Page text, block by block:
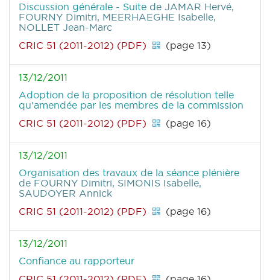
Discussion générale - Suite de JAMAR Hervé,
FOURNY Dimitri, MEERHAEGHE Isabelle,
NOLLET Jean-Marc
CRIC 51 (2011-2012) (PDF)
(page 13)
13/12/2011
Adoption de la proposition de résolution telle
qu'amendée par les membres de la commission
CRIC 51 (2011-2012) (PDF)
(page 16)
13/12/2011
Organisation des travaux de la séance plénière
de FOURNY Dimitri, SIMONIS Isabelle,
SAUDOYER Annick
CRIC 51 (2011-2012) (PDF)
(page 16)
13/12/2011
Confiance au rapporteur